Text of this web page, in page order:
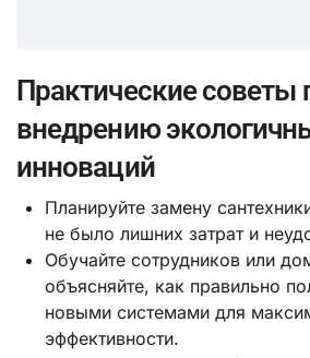
Практические советы
внедрению
инноваций
Планируйте замену
не было лишних затрат и
Обучайте сотрудников или
объясняйте, как правильно
новыми системами для
эффективности.